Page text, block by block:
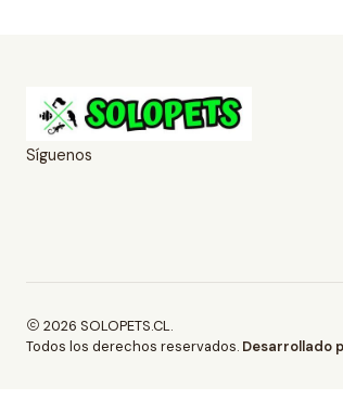
Síguenos
2026 SOLOPETS.CL.
Todos los derechos reservados. Desarrollado